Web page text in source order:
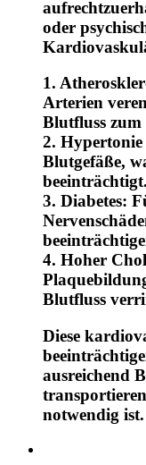
oder
1.
Arterien
Blutfluss zum
2.
Blutgefäße,
beeinträchtigt.
3. Diabetes:
4. Hoher
Blutfluss
Diese
ausreichend
notwendig ist.